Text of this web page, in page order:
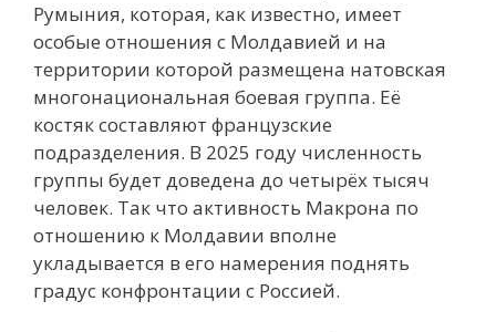
Румыния, которая, как известно, имеет
особые отношения с Молдавией и на
территории которой размещена натовская
многонациональная боевая группа. Её
костяк составляют французские
подразделения. В 2025 году численность
группы будет доведена до четырёх тысяч
человек. Так что активность Макрона по
отношению к Молдавии вполне
укладывается в его намерения поднять
градус конфронтации с Россией.